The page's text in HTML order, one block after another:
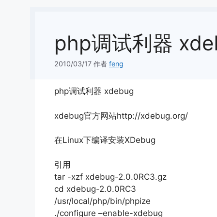
php调试利器
2010/03/17 作者 feng
php调试利器 xdebug
xdebug官方网站http://xdebug.org/
在Linux下编译安装XDebug
引用
tar -xzf xdebug-2.0.0RC3.gz
cd xdebug-2.0.0RC3
/usr/local/php/bin/phpize
./configure –enable-xdebug